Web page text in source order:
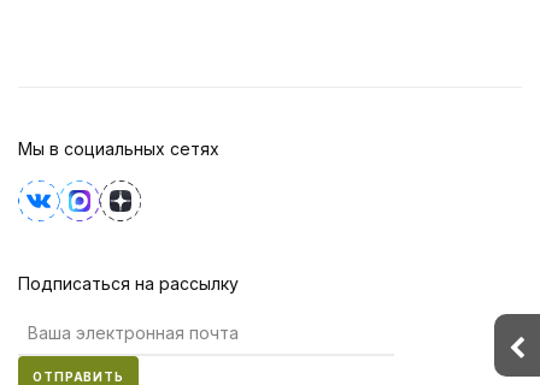
Мы в социальных сетях
Подписаться на рассылку
ОТПРАВИТЬ